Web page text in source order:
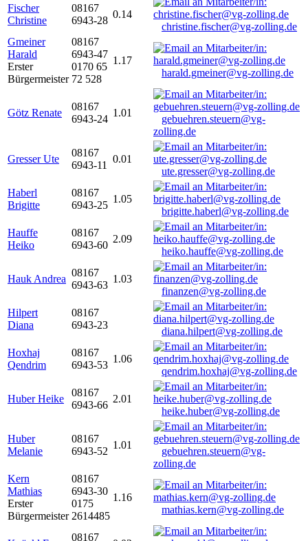
Fischer
Christine
08167
6943-28
0.14
christine.fischer@vg-zolling.de
Gmeiner
Harald
Erster
Bürgermeister
08167
6943-47
0170 65
72 528
1.17
harald.gmeiner@vg-zolling.de
Götz Renate
08167
6943-24
1.01
gebuehren.steuern@vg-
zolling.de
Gresser Ute
08167
6943-11
0.01
ute.gresser@vg-zolling.de
Haberl
Brigitte
08167
6943-25
1.05
brigitte.haberl@vg-zolling.de
Hauffe
Heiko
08167
6943-60
2.09
heiko.hauffe@vg-zolling.de
Hauk Andrea
08167
6943-63
1.03
finanzen@vg-zolling.de
Hilpert
Diana
08167
6943-23
diana.hilpert@vg-zolling.de
Hoxhaj
Qendrim
08167
6943-53
1.06
qendrim.hoxhaj@vg-zolling.de
Huber Heike
08167
6943-66
2.01
heike.huber@vg-zolling.de
Huber
Melanie
08167
6943-52
1.01
gebuehren.steuern@vg-
zolling.de
Kern
Mathias
Erster
Bürgermeister
08167
6943-30
0175
2614485
1.16
mathias.kern@vg-zolling.de
08167